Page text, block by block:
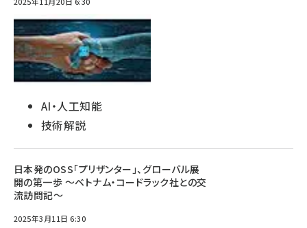
AI・人工知能
技術解説
日本発のOSS「プリザンター」、グローバル展
開の第一歩 〜ベトナム・コードラック社との交
流訪問記〜
2025年3月11日 6:30